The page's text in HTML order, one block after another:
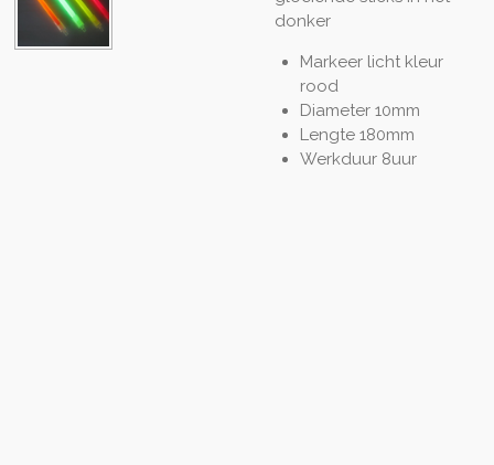
donker
Markeer licht kleur
rood
Diameter 10mm
Lengte 180mm
Werkduur 8uur